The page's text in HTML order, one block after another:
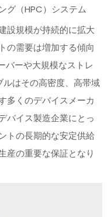
グ（HPC）システム
設規模が持続的に拡大
の需要は増加する傾向
バーや大規模なストレ
はその高密度、高帯域
多くのデバイスメーカ
バイス製造企業にとっ
トの長期的な安定供給
産の重要な保証となり